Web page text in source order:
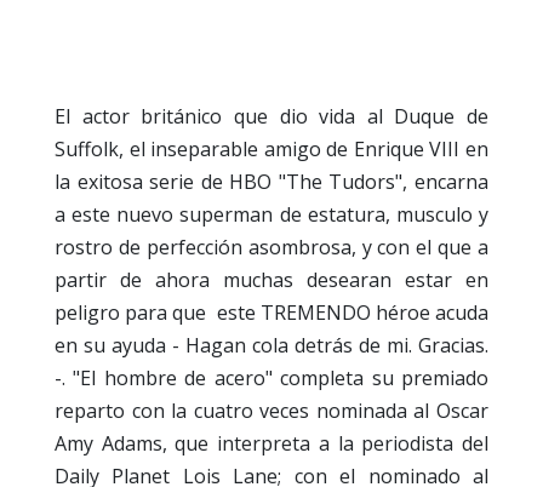
El actor británico que dio vida al Duque de
Suffolk, el inseparable amigo de Enrique VIII en
la exitosa serie de HBO "The Tudors", encarna
a este nuevo superman de estatura, musculo y
rostro de perfección asombrosa, y con el que a
partir de ahora muchas desearan estar en
peligro para que este TREMENDO héroe acuda
en su ayuda - Hagan cola detrás de mi. Gracias.
-. "El hombre de acero" completa su premiado
reparto con la cuatro veces nominada al Oscar
Amy Adams, que interpreta a la periodista del
Daily Planet Lois Lane; con el nominado al